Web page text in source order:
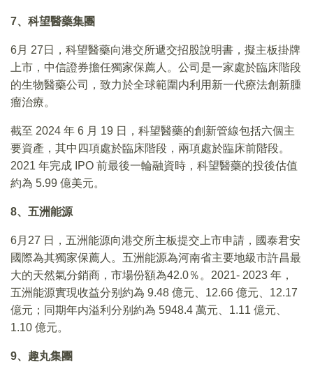
7、科望醫藥集團
6月 27日，科望醫藥向港交所遞交招股說明書，擬主板掛牌
上市，中信證券擔任獨家保薦人。公司是一家處於臨床階段
的生物醫藥公司，致力於全球範圍内利用新一代療法創新腫
瘤治療。
截至 2024 年 6 月 19 日，科望醫藥的創新管線包括六個主
要資產，其中四項處於臨床階段，兩項處於臨床前階段。
2021 年完成 IPO 前最後一輪融資時，科望醫藥的投後估值
約為 5.99 億美元。
8、五洲能源
6月27 日，五洲能源向港交所主板提交上市申請，國泰君安
國際為其獨家保薦人。五洲能源為河南省主要地級市許昌最
大的天然氣分銷商，市場份額為42.0％。2021- 2023 年，
五洲能源實現收益分别約為 9.48 億元、12.66 億元、12.17
億元；同期年内溢利分别約為 5948.4 萬元、1.11 億元、
1.10 億元。
9、趣丸集團